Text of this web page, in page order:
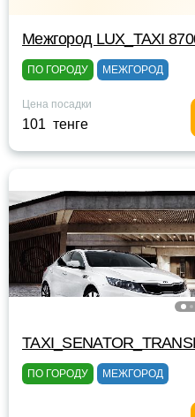
Межгород LUX_TAXI
ПО ГОРОДУ МЕЖГОРОД
Цена посадки
101 тенге
ПО ГОРОДУ МЕЖГОРОД